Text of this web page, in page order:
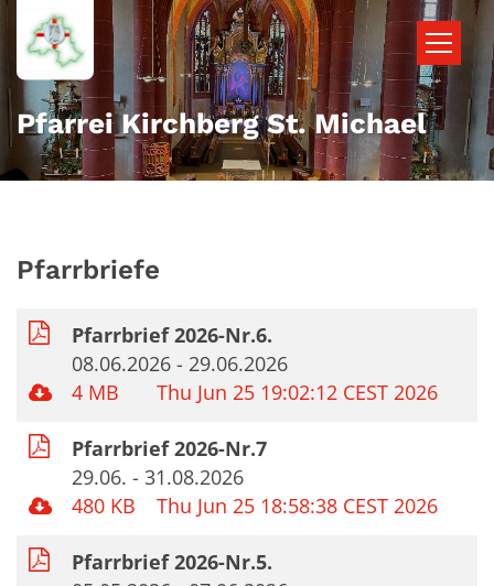
Zum Inhalt springen
Pfarrei Kirchberg St. Michael
Pfarrbriefe
Pfarrbrief 2026-Nr.6.
08.06.2026 - 29.06.2026
4 MB
Thu Jun 25 19:02:12 CEST 2026
Pfarrbrief 2026-Nr.7
29.06. - 31.08.2026
480 KB
Thu Jun 25 18:58:38 CEST 2026
Pfarrbrief 2026-Nr.5.